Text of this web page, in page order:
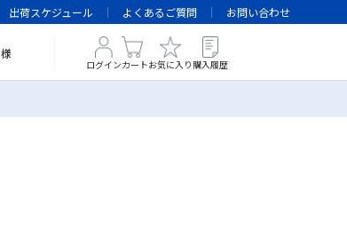
出荷スケジュール よくあるご質問 お問い合わせ
様
ログインカートお気に入り 購入履歴